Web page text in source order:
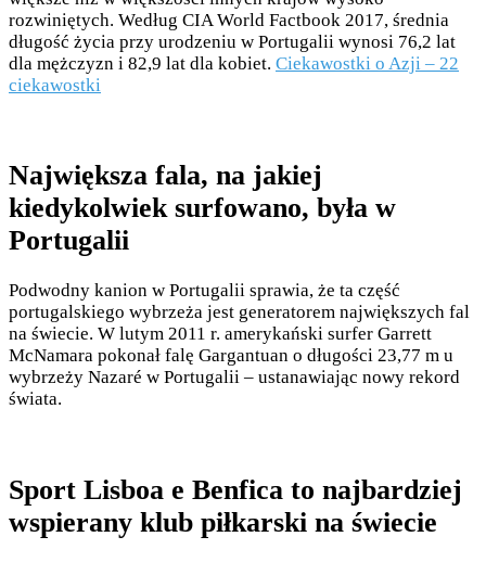
rozwiniętych. Według CIA World Factbook 2017, średnia
długość życia przy urodzeniu w Portugalii wynosi 76,2 lat
dla mężczyzn i 82,9 lat dla kobiet. Ciekawostki o Azji – 22
ciekawostki
Największa fala, na jakiej
kiedykolwiek surfowano, była w
Portugalii
Podwodny kanion w Portugalii sprawia, że ta część
portugalskiego wybrzeża jest generatorem największych fal
na świecie. W lutym 2011 r. amerykański surfer Garrett
McNamara pokonał falę Gargantuan o długości 23,77 m u
wybrzeży Nazaré w Portugalii – ustanawiając nowy rekord
świata.
Sport Lisboa e Benfica to najbardziej
wspierany klub piłkarski na świecie